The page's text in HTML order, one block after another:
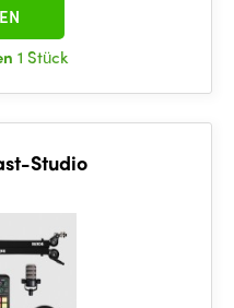
1 Stück
Studio